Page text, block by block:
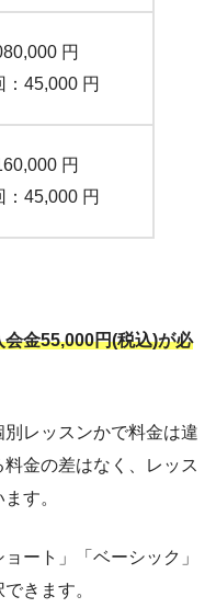
円
：45,000 円
円
：45,000 円
金55,000円(税込)が必
レッスンかで料金は違
金の差はなく、レッス
す。
ート」「ベーシック」
きます。